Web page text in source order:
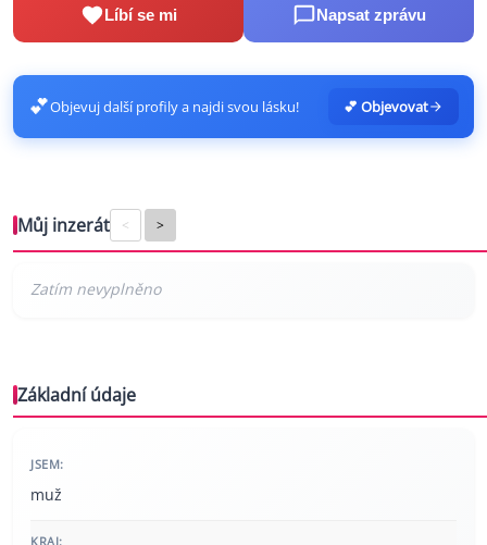
Líbí se mi Napsat zprávu
💕Objevuj další profily a najdi svou lásku! 💕 Objevovat
Můj inzerát < >
Základní údaje
JSEM:
muž
KRAJ: